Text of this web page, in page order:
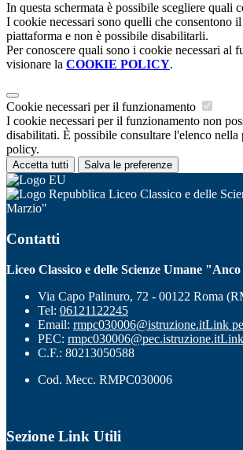
In questa schermata è possibile scegliere quali
I cookie necessari sono quelli che consentono
piattaforma e non è possibile disabilitarli.
Per conoscere quali sono i cookie necessari al
visionare la COOKIE POLICY.
Cookie necessari per il funzionamento
I cookie necessari per il funzionamento non
disabilitati. È possibile consultare l'elenco nella
policy.
Accetta tutti Salva le preferenze
Liceo Classico e delle
Marzio"
Contatti
Liceo Classico e delle Scienze Umane
Via Capo Palinuro, 72 - 00122 Roma
Tel: 06121122245
Email: rmpc030006@istruzione.itLink
PEC: rmpc030006@pec.istruzione.it
C.F.: 80213050588
Cod. Mecc. RMPC030006
Sezione Link Utili